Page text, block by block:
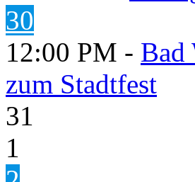
30
12:00 PM - Bad
zum Stadtfest
31
1